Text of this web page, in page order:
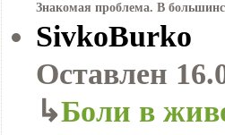
Знакомая проблема. В
SivkoBurko
Оставлен
↳Боли в